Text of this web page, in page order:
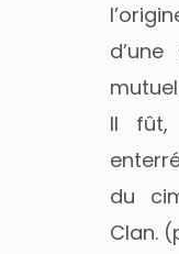
Il fût,
du
Clan.